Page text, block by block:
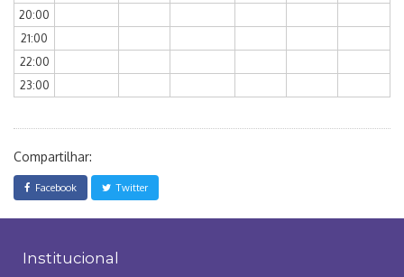
20:00
21:00
22:00
23:00
Compartilhar:
Facebook Twitter
Institucional